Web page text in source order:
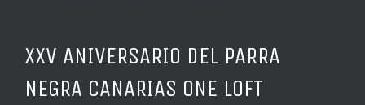
XXV ANIVERSARIO DEL PARRA
NEGRA CANARIAS ONE LOFT